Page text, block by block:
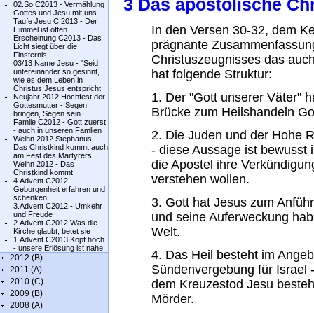
02.So.C2013 - Vermählung
Gottes und Jesu mit uns
Taufe Jesu C 2013 - Der
Himmel ist offen
Erscheinung C2013 - Das
Licht siegt über die
Finsternis
03/13 Name Jesu - "Seid
untereinander so gesinnt,
wie es dem Leben in
Christus Jesus entspricht
Neujahr 2012 Hochfest der
Gottesmutter - Segen
bringen, Segen sein
Famlie C2012 - Gott zuerst
- auch in unseren Famlien
Weihn 2012 Stephanus -
Das Christkind kommt auch
am Fest des Martyrers
Weihn 2012 - Das
Christkind kommt!
4.Advent C2012 -
Geborgenheit erfahren und
schenken
3.Advent C2012 - Umkehr
und Freude
2.Advent.C2012 Was die
Kirche glaubt, betet sie
1.Advent.C2013 Kopf hoch
- unsere Erlösung ist nahe
2012 (B)
2011 (A)
2010 (C)
2009 (B)
2008 (A)
3 Das apostolische
In den Versen 30-32, dem
prägnante
Christuszeugnisses das
hat folgende Struktur:
1. Der "Gott unserer Väter"
Brücke zum Heilshandeln
2. Die Juden und der Hohe
- diese Aussage ist bewusst
die Apostel ihre
verstehen wollen.
3. Gott hat Jesus zum
und seine Auferweckung
Welt.
4. Das Heil besteht im
Sündenvergebung für Israel
dem Kreuzestod Jesu
Mörder.